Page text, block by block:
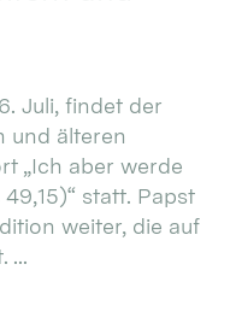
Juli, findet der
und älteren
„Ich aber werde
statt. Papst
weiter, die auf
...